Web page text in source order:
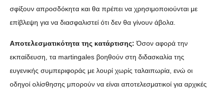
σφίξουν απροσδόκητα και θα πρέπει να χρησιμοποιούνται με
επίβλεψη για να διασφαλιστεί ότι δεν θα γίνουν άβολα.
Αποτελεσματικότητα της κατάρτισης: Όσον αφορά την
εκπαίδευση, τα martingales βοηθούν στη διδασκαλία της
ευγενικής συμπεριφοράς με λουρί χωρίς ταλαιπωρία, ενώ οι
οδηγοί ολίσθησης μπορούν να είναι αποτελεσματικοί για αρχικές